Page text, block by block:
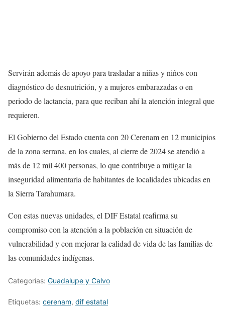
Servirán además de apoyo para trasladar a niñas y niños con
diagnóstico de desnutrición, y a mujeres embarazadas o en
periodo de lactancia, para que reciban ahí la atención integral que
requieren.
El Gobierno del Estado cuenta con 20 Cerenam en 12 municipios
de la zona serrana, en los cuales, al cierre de 2024 se atendió a
más de 12 mil 400 personas, lo que contribuye a mitigar la
inseguridad alimentaria de habitantes de localidades ubicadas en
la Sierra Tarahumara.
Con estas nuevas unidades, el DIF Estatal reafirma su
compromiso con la atención a la población en situación de
vulnerabilidad y con mejorar la calidad de vida de las familias de
las comunidades indígenas.
Categorías: Guadalupe y Calvo
Etiquetas: cerenam, dif estatal